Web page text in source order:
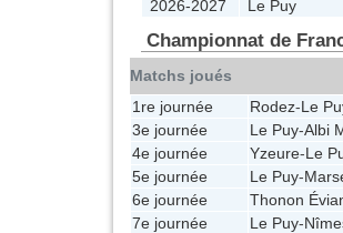
2026-2027
Le Puy
Championnat de
Matchs joués
1re journée
Rodez-Le
3e journée
Le Puy-Albi
4e journée
Yzeure-Le
5e journée
Le Puy-
6e journée
Thonon
7e journée
Le Puy-